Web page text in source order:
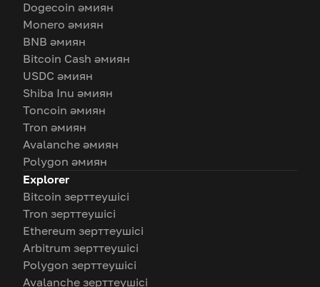
Dogecoin әмиян
Monero әмиян
BNB әмиян
Bitcoin Cash әмиян
USDC әмиян
Shiba Inu әмиян
Toncoin әмиян
Tron әмиян
Avalanche әмиян
Polygon әмиян
Explorer
Bitcoin зерттеушісі
Tron зерттеушісі
Ethereum зерттеушісі
Arbitrum зерттеушісі
Polygon зерттеушісі
Avalanche зерттеушісі